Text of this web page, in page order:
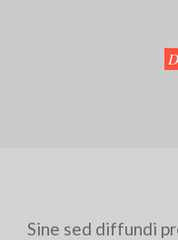
Sine sed diffundi